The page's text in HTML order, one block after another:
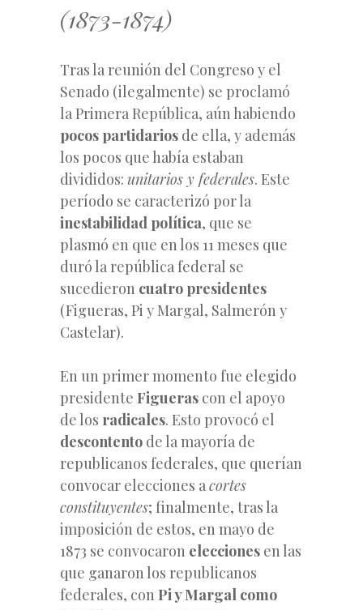
(1873-1874)
Tras la reunión del Congreso y el
Senado (ilegalmente) se proclamó
la Primera República, aún habiendo
pocos partidarios de ella, y además
los pocos que había estaban
divididos: unitarios y federales. Este
período se caracterizó por la
inestabilidad política, que se
plasmó en que en los 11 meses que
duró la república federal se
sucedieron cuatro presidentes
(Figueras, Pi y Margal, Salmerón y
Castelar).
En un primer momento fue elegido
presidente Figueras con el apoyo
de los radicales. Esto provocó el
descontento de la mayoría de
republicanos federales, que querían
convocar elecciones acortes
constituyentes; finalmente, tras la
imposición de estos, en mayo de
1873 se convocaron elecciones en las
que ganaron los republicanos
federales, con Pi y Margal como